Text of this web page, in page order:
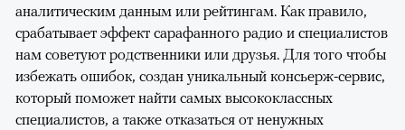
аналитическим данным или рейтингам. Как правило,
срабатывает эффект сарафанного радио и специалистов
нам советуют родственники или друзья. Для того чтобы
избежать ошибок, создан уникальный консьерж-сервис,
который поможет найти самых высококлассных
специалистов, а также отказаться от ненужных